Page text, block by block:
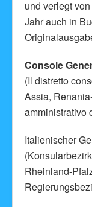
und verlegt
Jahr auch in
Console
(Il distretto
Assia,
amministrativo
Italienischer
Rheinland-